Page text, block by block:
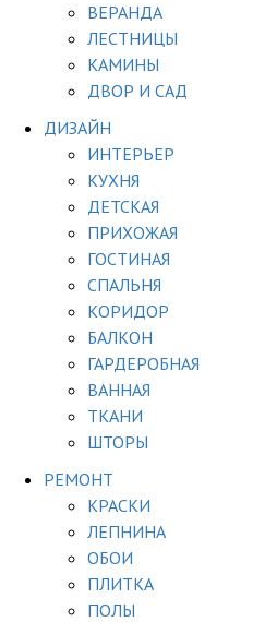
ВЕРАНДА
ЛЕСТНИЦЫ
КАМИНЫ
ДВОР И САД
ДИЗАЙН
ИНТЕРЬЕР
КУХНЯ
ДЕТСКАЯ
ПРИХОЖАЯ
ГОСТИНАЯ
СПАЛЬНЯ
КОРИДОР
БАЛКОН
ГАРДЕРОБНАЯ
ВАННАЯ
ТКАНИ
ШТОРЫ
РЕМОНТ
КРАСКИ
ЛЕПНИНА
ОБОИ
ПЛИТКА
ПОЛЫ